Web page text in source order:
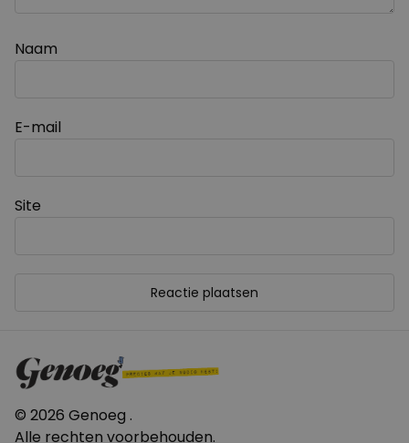
Naam
E-mail
Site
© 2026 Genoeg .
Alle rechten voorbehouden.